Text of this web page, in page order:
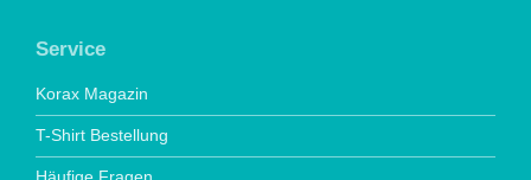
Service
Korax Magazin
T-Shirt Bestellung